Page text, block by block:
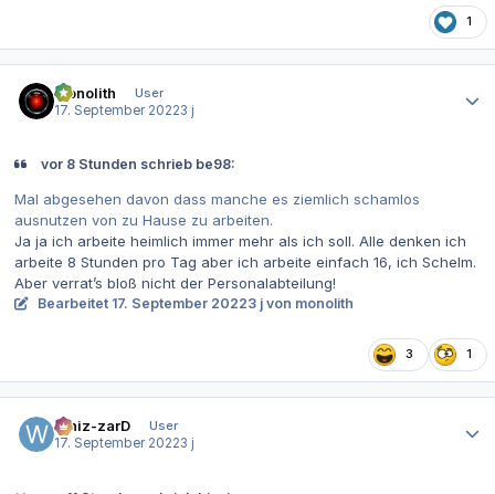
1
monolith
User
17. September 20223 j
vor 8 Stunden schrieb be98:
Mal abgesehen davon dass manche es ziemlich schamlos
ausnutzen von zu Hause zu arbeiten.
Ja ja ich arbeite heimlich immer mehr als ich soll. Alle denken ich
arbeite 8 Stunden pro Tag aber ich arbeite einfach 16, ich Schelm.
Aber verrat’s bloß nicht der Personalabteilung!
Bearbeitet 17. September 20223 j von monolith
3 1
Whiz-zarD
User
17. September 20223 j